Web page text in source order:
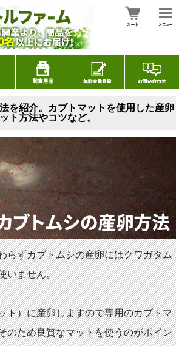
を紹介。カブトマットを使用した産卵
ト方法やコツなど。
らずカブトムシの産卵にはクワガタム
いません。
ト）に産卵しますので専用のカブトマ
のため良質なマットを使うのがポイン